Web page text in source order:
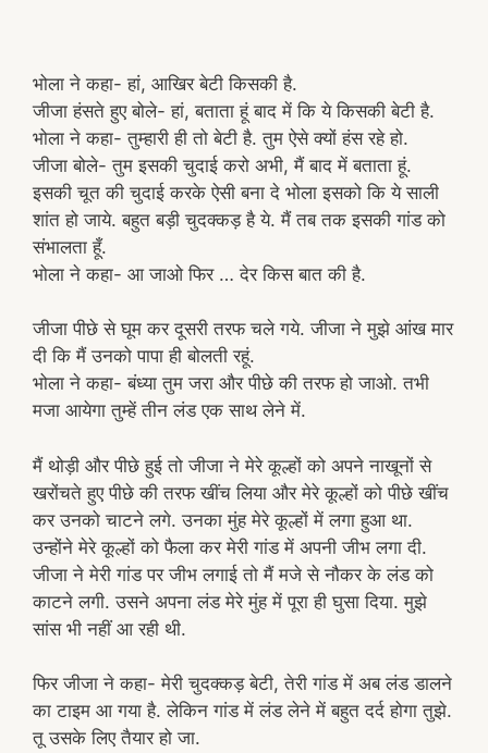
भोला ने कहा- हां, आखिर बेटी किसकी है.
जीजा हंसते हुए बोले- हां, बताता हूं बाद में कि ये किसकी बेटी है.
भोला ने कहा- तुम्हारी ही तो बेटी है. तुम ऐसे क्यों हंस रहे हो.
जीजा बोले- तुम इसकी चुदाई करो अभी, मैं बाद में बताता हूं.
इसकी चूत की चुदाई करके ऐसी बना दे भोला इसको कि ये साली
शांत हो जाये. बहुत बड़ी चुदक्कड़ है ये. मैं तब तक इसकी गांड को
संभालता हूँ.
भोला ने कहा- आ जाओ फिर … देर किस बात की है.
जीजा पीछे से घूम कर दूसरी तरफ चले गये. जीजा ने मुझे आंख मार
दी कि मैं उनको पापा ही बोलती रहूं.
भोला ने कहा- बंध्या तुम जरा और पीछे की तरफ हो जाओ. तभी
मजा आयेगा तुम्हें तीन लंड एक साथ लेने में.
मैं थोड़ी और पीछे हुई तो जीजा ने मेरे कूल्हों को अपने नाखूनों से
खरोंचते हुए पीछे की तरफ खींच लिया और मेरे कूल्हों को पीछे खींच
कर उनको चाटने लगे. उनका मुंह मेरे कूल्हों में लगा हुआ था.
उन्होंने मेरे कूल्हों को फैला कर मेरी गांड में अपनी जीभ लगा दी.
जीजा ने मेरी गांड पर जीभ लगाई तो मैं मजे से नौकर के लंड को
काटने लगी. उसने अपना लंड मेरे मुंह में पूरा ही घुसा दिया. मुझे
सांस भी नहीं आ रही थी.
फिर जीजा ने कहा- मेरी चुदक्कड़ बेटी, तेरी गांड में अब लंड डालने
का टाइम आ गया है. लेकिन गांड में लंड लेने में बहुत दर्द होगा तुझे.
तू उसके लिए तैयार हो जा.